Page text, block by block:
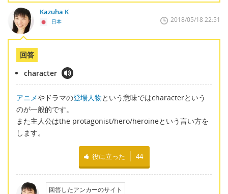
Kazuha K
日本 2018/05/18 22:51
回答
character
アニメやドラマの登場人物という意味ではcharacterという
のが一般的です。
また主人公はthe protagonist/hero/heroineという言い方を
します。
役に立った 44
回答したアンカーのサイト